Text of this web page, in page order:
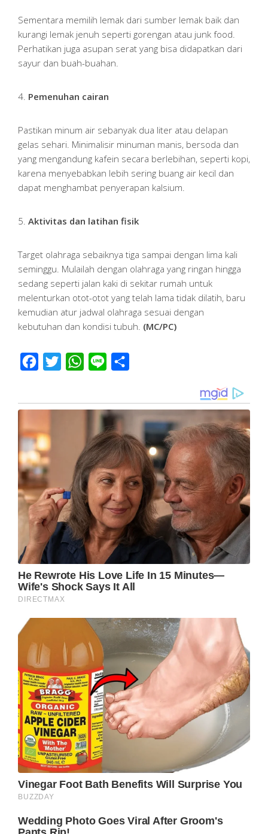
Sementara memilih lemak dari sumber lemak baik dan
kurangi lemak jenuh seperti gorengan atau junk food.
Perhatikan juga asupan serat yang bisa didapatkan dari
sayur dan buah-buahan.
4. Pemenuhan cairan
Pastikan minum air sebanyak dua liter atau delapan
gelas sehari. Minimalisir minuman manis, bersoda dan
yang mengandung kafein secara berlebihan, seperti kopi,
karena menyebabkan lebih sering buang air kecil dan
dapat menghambat penyerapan kalsium.
5. Aktivitas dan latihan fisik
Target olahraga sebaiknya tiga sampai dengan lima kali
seminggu. Mulailah dengan olahraga yang ringan hingga
sedang seperti jalan kaki di sekitar rumah untuk
melenturkan otot-otot yang telah lama tidak dilatih, baru
kemudian atur jadwal olahraga sesuai dengan
kebutuhan dan kondisi tubuh. (MC/PC)
Facebook
Twitter WhatsApp
Line